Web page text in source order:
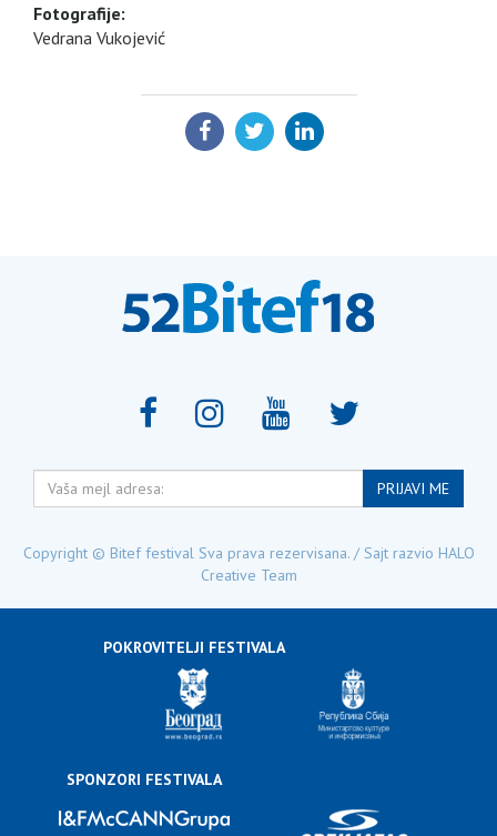
Fotografije:
Vedrana Vukojević
PODELI:
Vaša
mejl
PRIJAVI ME
Copyright © Bitef festival Sva prava rezervisana. / Sajt razvio HALO
Creative Team
POKROVITELJI FESTIVALA
SPONZORI FESTIVALA